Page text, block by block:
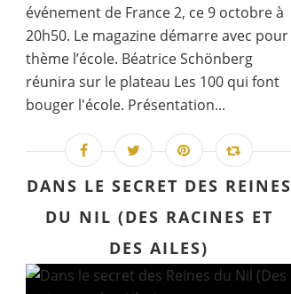
événement de France 2, ce 9 octobre à
20h50. Le magazine démarre avec pour
thème l’école. Béatrice Schönberg
réunira sur le plateau Les 100 qui font
bouger l'école. Présentation...
DANS LE SECRET DES REINES
DU NIL (DES RACINES ET
DES AILES)